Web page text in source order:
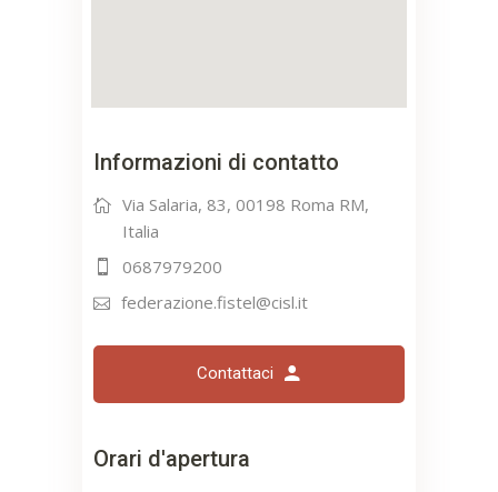
Informazioni di contatto
Via Salaria, 83, 00198 Roma RM,
Italia
0687979200
federazione.fistel@cisl.it
Contattaci
Orari d'apertura